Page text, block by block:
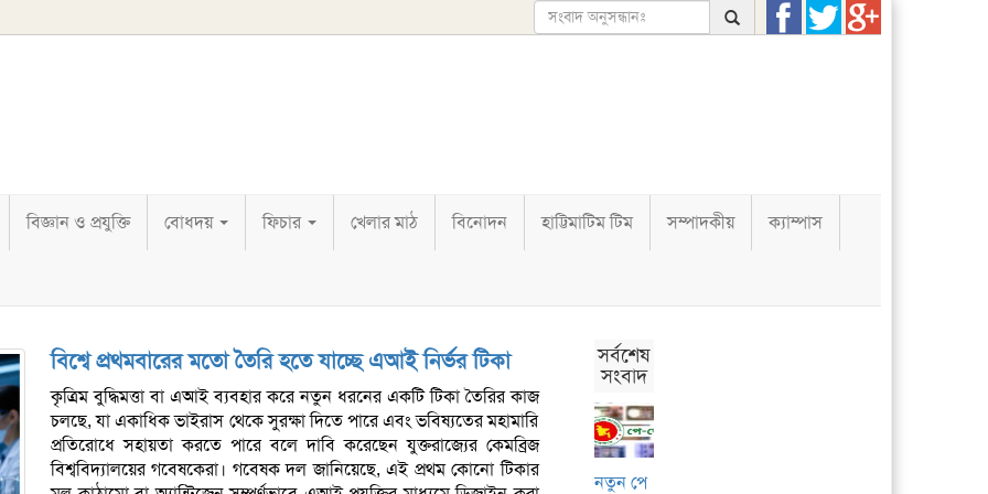
বিজ্ঞান ও প্রযুক্তি বোধদয় ফিচার খেলার মাঠ বিনোদন হাট্টিমাটিম টিম সম্পাদকীয় ক্যাম্পাস
বিশ্বে প্রথমবারের মতো তৈরি হতে যাচ্ছে এআই নির্ভর টিকা
কৃত্রিম বুদ্ধিমত্তা বা এআই ব্যবহার করে নতুন ধরনের একটি টিকা তৈরির কাজ
চলছে, যা একাধিক ভাইরাস থেকে সুরক্ষা দিতে পারে এবং ভবিষ্যতের মহামারি
প্রতিরোধে সহায়তা করতে পারে বলে দাবি করেছেন যুক্তরাজ্যের কেমব্রিজ
বিশ্ববিদ্যালয়ের গবেষকেরা। গবেষক দল জানিয়েছে, এই প্রথম কোনো টিকার
সর্বশেষ
সংবাদ
নতুন পে